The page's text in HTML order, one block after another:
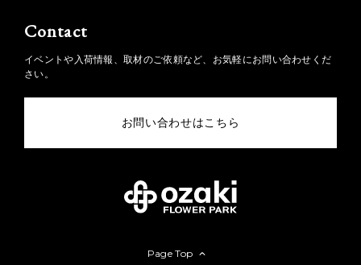
Contact
イベントや入荷情報、取材のご依頼など、お気軽にお問い合わせくだ
さい。
お問い合わせはこちら
Page Top